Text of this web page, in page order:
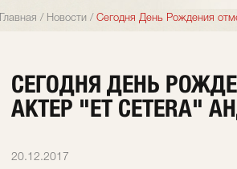
Главная / Новости / Сегодня День Рождения
СЕГОДНЯ ДЕНЬ
АКТЕР "ET CETERA"
20.12.2017